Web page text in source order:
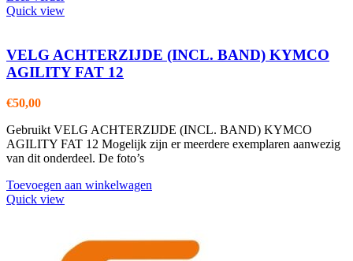
Quick view
VELG ACHTERZIJDE (INCL. BAND) KYMCO
AGILITY FAT 12
€50,00
Gebruikt VELG ACHTERZIJDE (INCL. BAND) KYMCO
AGILITY FAT 12 Mogelijk zijn er meerdere exemplaren aanwezig
van dit onderdeel. De foto’s
Toevoegen aan winkelwagen
Quick view